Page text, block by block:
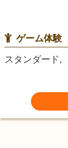
ゲーム体験
スタンダード,